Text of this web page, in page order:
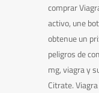
comprar
activo, une
obtenue un
peligros de
mg, viagra y
Citrate.